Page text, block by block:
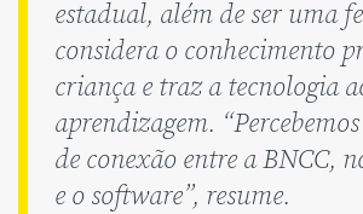
estadual, além de ser uma
considera o conhecimento
criança e traz a tecnologia
aprendizagem.
de conexão entre a BNCC,
e o software”, resume.